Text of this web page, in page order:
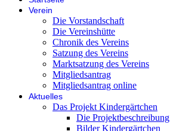
Verein
Die Vorstandschaft
Die Vereinshütte
Chronik des Vereins
Satzung des Vereins
Marktsatzung des Vereins
Mitgliedsantrag
Mitgliedsantrag online
Aktuelles
Das Projekt Kindergärtchen
Die Projektbeschreibung
Bilder Kindergärtchen